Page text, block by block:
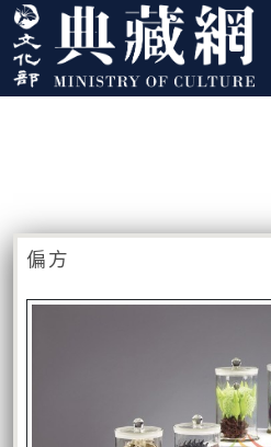
跳到主要內容
:::
偏方